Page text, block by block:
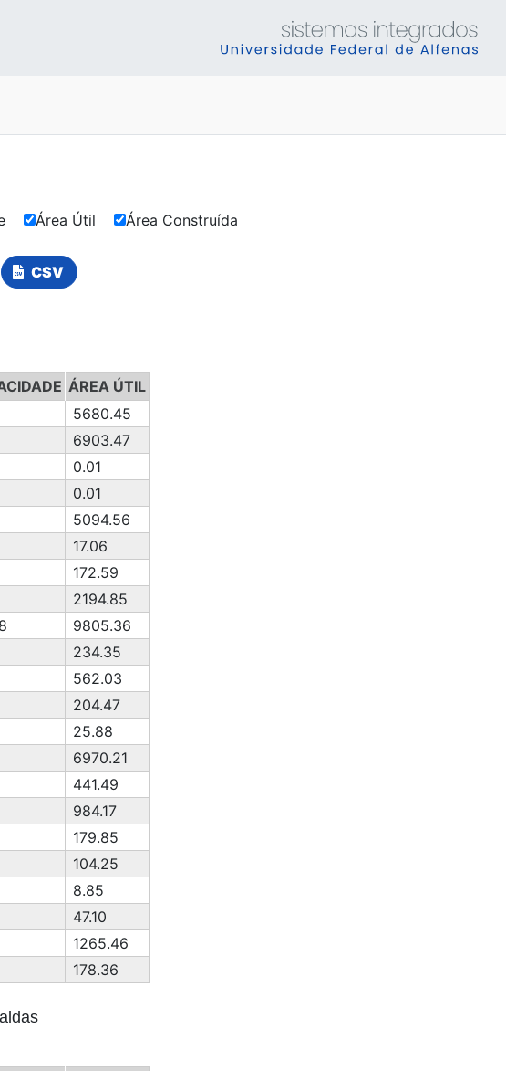
Área Útil Área Construída
CSV
ÁREA ÚTIL
5680.45
6903.47
0.01
0.01
5094.56
17.06
172.59
2194.85
9805.36
234.35
562.03
204.47
25.88
6970.21
441.49
984.17
179.85
104.25
8.85
47.10
1265.46
178.36